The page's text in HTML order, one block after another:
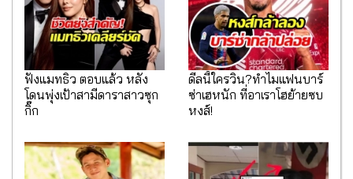
ฟังแมทธิว ตอบแล้ว หลัง
โดนพุ่งเป้าสามีดาราสาวซุก
กิ๊ก
ดีลนี้ใครวิน?ทำไมแฟนบาร์
ซ่าเฮหนัก ที่อาเราโฮย้ายซบ
หงส์!